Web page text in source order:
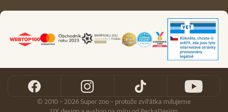
© 2010 - 2026 Super zoo - protože zvířátka milujeme